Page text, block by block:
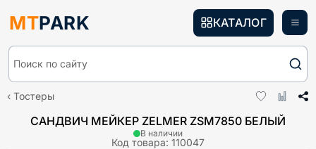
MTPARK
Поиск по сайту
КАТАЛОГ
Тостеры
САНДВИЧ МЕЙКЕР ZELMER ZSM7850 БЕЛЫЙ
Код товара: 110047
В наличии